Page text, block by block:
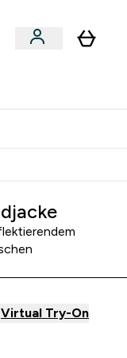
Virtual Try-On